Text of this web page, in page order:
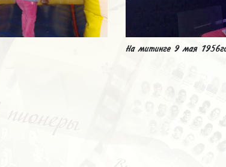
На митинге 9 мая